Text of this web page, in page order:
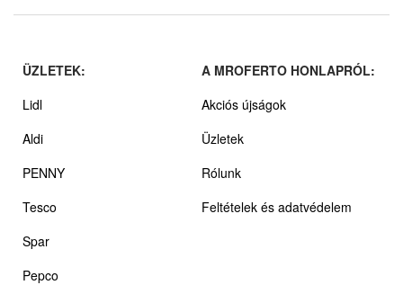
ÜZLETEK:
Lidl
Aldi
PENNY
Tesco
Spar
Pepco
A MROFERTO HONLAPRÓL:
Akciós újságok
Üzletek
Rólunk
Feltételek és adatvédelem